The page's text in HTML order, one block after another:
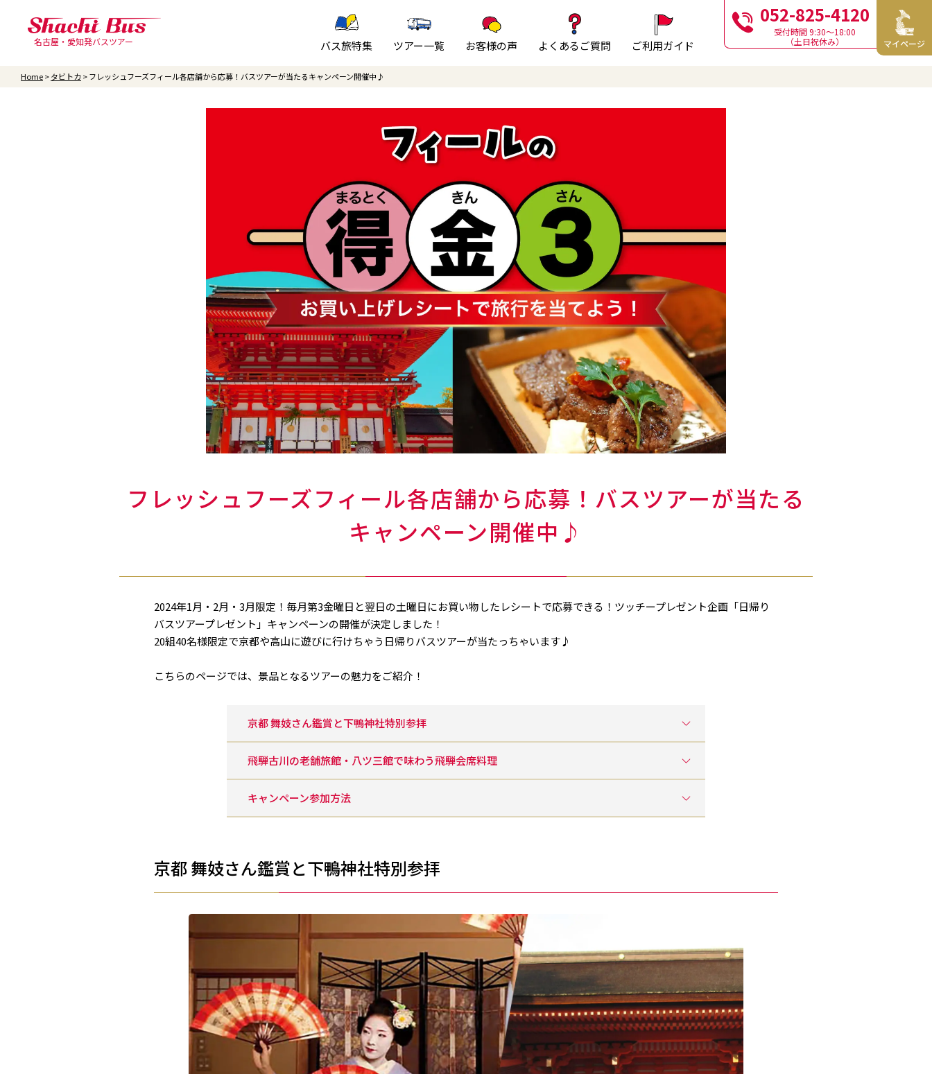
名古屋・愛知発バスツアー バス旅特集 ツアー一覧 お客様の声 よくあるご質問 ご利用ガイド
052-825-4120
受付時間 9:30〜18:00
（土日祝休み）
マイページ
Home タビトカ フレッシュフーズフィール各店舗から応募！バスツアーが当たるキャンペーン開催中♪
フレッシュフーズフィール各店舗から応募！バスツアーが当たる
キャンペーン開催中♪
2024年1月・2月・3月限定！毎月第3金曜日と翌日の土曜日にお買い物したレシートで応募できる！ツッチープレゼント企画「日帰り
バスツアープレゼント」キャンペーンの開催が決定しました！
20組40名様限定で京都や高山に遊びに行けちゃう日帰りバスツアーが当たっちゃいます♪
こちらのページでは、景品となるツアーの魅力をご紹介！
京都 舞妓さん鑑賞と下鴨神社特別参拝
飛騨古川の老舗旅館・八ツ三館で味わう飛騨会席料理
キャンペーン参加方法
京都 舞妓さん鑑賞と下鴨神社特別参拝